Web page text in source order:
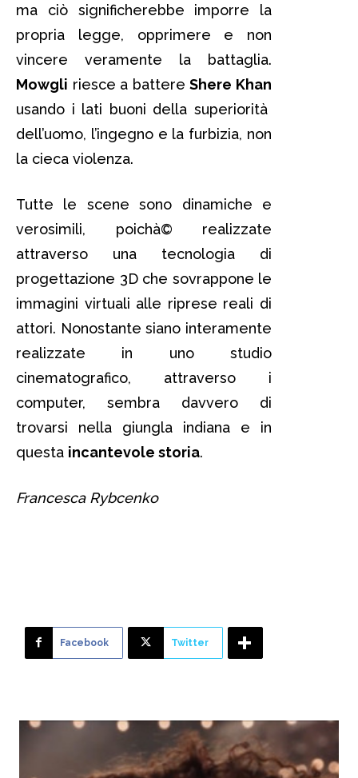
ma ciò significherebbe imporre la
propria legge, opprimere e non
vincere veramente la battaglia.
Mowgli riesce a battereShere Khan
usando i lati buoni della superiorità
dell’uomo, l’ingegno e la furbizia, non
la cieca violenza.
Tutte le scene sono dinamiche e
verosimili, poichà© realizzate
attraverso una tecnologia di
progettazione 3D che sovrappone le
immagini virtuali alle riprese reali di
attori. Nonostante siano interamente
realizzate in uno studio
cinematografico, attraverso i
computer, sembra davvero di
trovarsi nella giungla indiana e in
questa incantevole storia.
Francesca Rybcenko
Facebook Twitter